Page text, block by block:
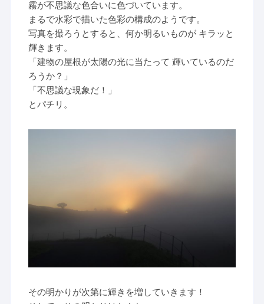
霧が不思議な色合いに色づいています。
まるで水彩で描いた色彩の構成のようです。
写真を撮ろうとすると、何か明るいものが キラッと
輝きます。
「建物の屋根が太陽の光に当たって 輝いているのだ
ろうか？」
「不思議な現象だ！」
とパチリ。
その明かりが次第に輝きを増していきます！